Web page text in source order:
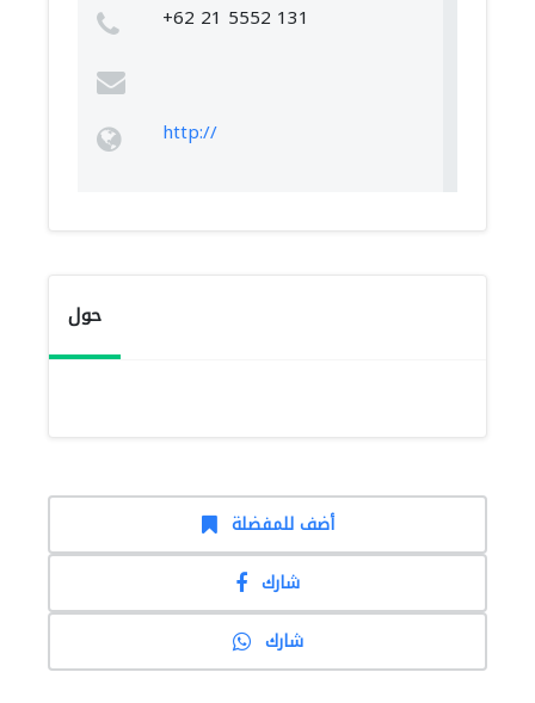
+62 21 5552 131
http://
حول
أضف للمفضلة
شارك
شارك